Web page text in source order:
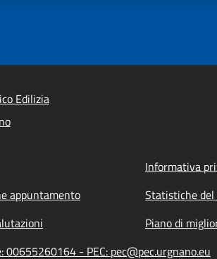
Edilizia
Informativa
appuntamento Statistiche
Piano di
- PEC: pec@pec.urgnano.eu